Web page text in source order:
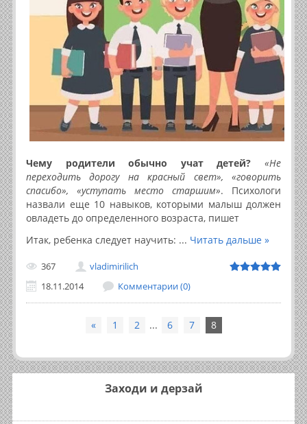
Чему родители обычно учат детей?
«Не
переходить дорогу на красный свет», «говорить
спасибо», «уступать место старшим». Психологи
назвали еще 10 навыков, которыми малыш должен
овладеть до определенного возраста, пишет
Итак, ребенка следует научить: ... Читать дальше »
367
vladimirilich
18.11.2014
Комментарии (0)
« 1 2 ... 6 7 8
Заходи и дерзай